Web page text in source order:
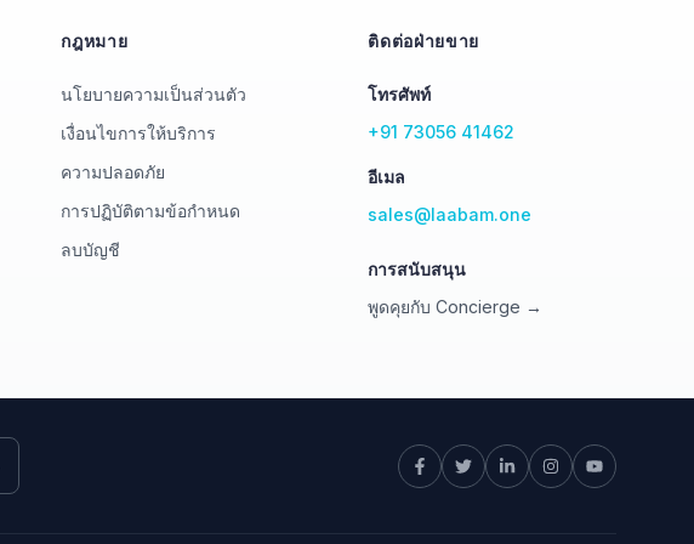
กฎหมาย
นโยบายความเป็นส่วนตัว
เงื่อนไขการให้บริการ
ความปลอดภัย
การปฏิบัติตามข้อกำหนด
ลบบัญชี
ติดต่อฝ่ายขาย
โทรศัพท์
+91 73056 41462
อีเมล
sales@laabam.one
การสนับสนุน
พูดคุยกับ Concierge →